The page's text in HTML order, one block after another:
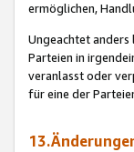
ermöglichen,
Ungeachtet anders
Parteien in
veranlasst oder
für eine der